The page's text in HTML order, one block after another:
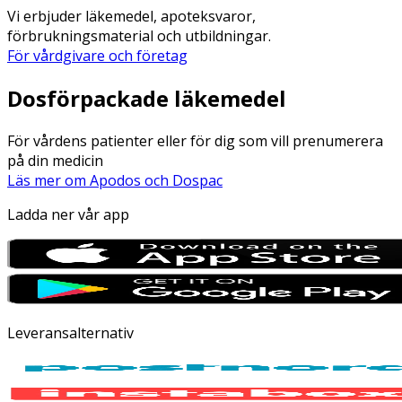
Vi erbjuder läkemedel, apoteksvaror,
förbrukningsmaterial och utbildningar.
För vårdgivare och företag
Dosförpackade läkemedel
För vårdens patienter eller för dig som vill prenumerera
på din medicin
Läs mer om Apodos och Dospac
Ladda ner vår app
Leveransalternativ